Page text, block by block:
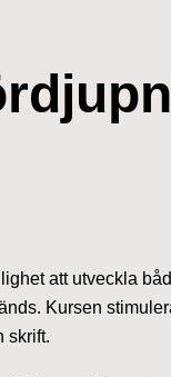
att utveckla
Kursen
skrift.